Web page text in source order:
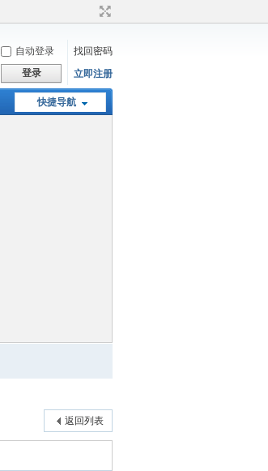
自动登录
找回密码
登录 立即注册
快捷导航
返回列表